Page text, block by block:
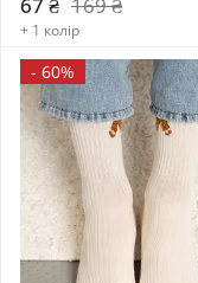
+ 1 колір
- 60%